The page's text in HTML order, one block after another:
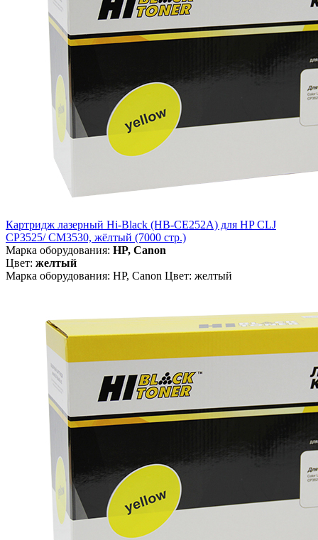
Картридж лазерный Hi-Black (HB-CE252A) для HP CLJ
CP3525/ CM3530, жёлтый (7000 стр.)
Марка оборудования: HP, Canon
Цвет: желтый
Марка оборудования: HP, Canon Цвет: желтый